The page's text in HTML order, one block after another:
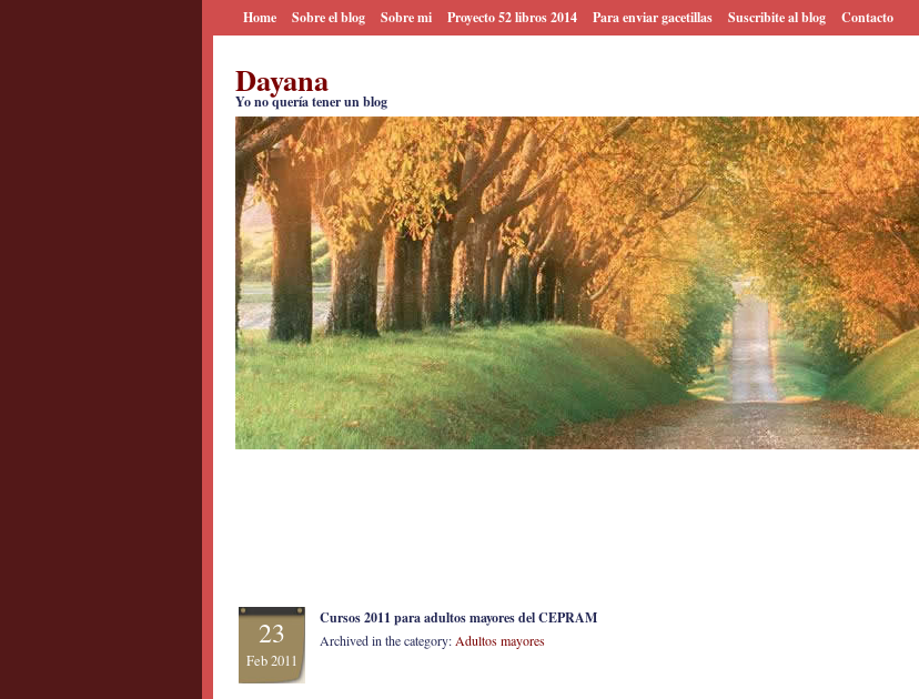
Home Sobre el blog Sobre mi Proyecto 52 libros 2014 Para enviar gacetillas Suscribite al blog Contacto
Dayana
Yo no quería tener un blog
23
Feb 2011
Cursos 2011 para adultos mayores del CEPRAM
Archived in the category: Adultos mayores